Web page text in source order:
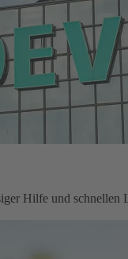
Hilfe und schnellen